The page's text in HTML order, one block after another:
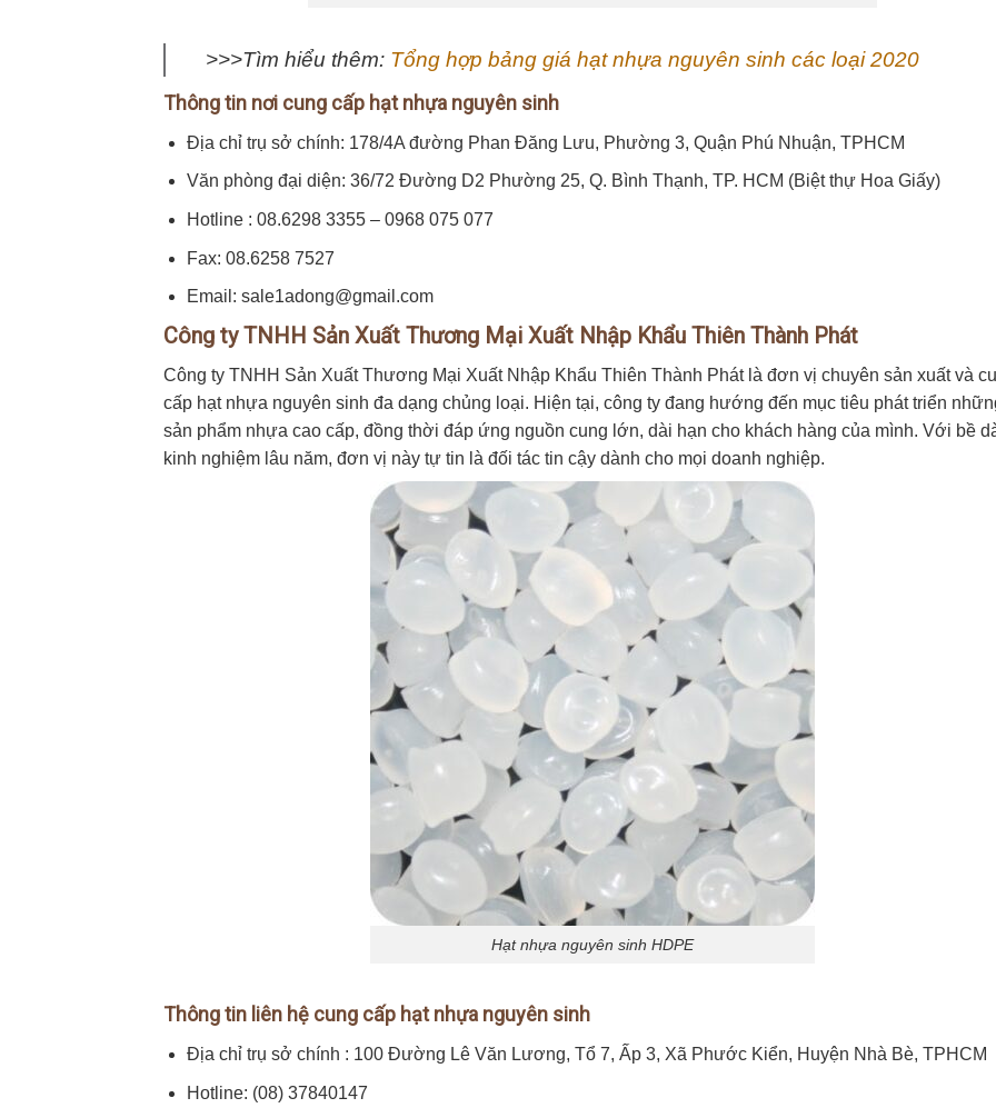
>>>Tìm hiểu thêm: Tổng hợp bảng giá hạt nhựa nguyên sinh các loại 2020
Thông tin nơi cung cấp hạt nhựa nguyên sinh
Địa chỉ trụ sở chính: 178/4A đường Phan Đăng Lưu, Phường 3, Quận Phú Nhuận, TPHCM
Văn phòng đại diện: 36/72 Đường D2 Phường 25, Q. Bình Thạnh, TP. HCM (Biệt thự Hoa Giấy)
Hotline : 08.6298 3355 – 0968 075 077
Fax: 08.6258 7527
Email: sale1adong@gmail.com
Công ty TNHH Sản Xuất Thương Mại Xuất Nhập Khẩu Thiên Thành Phát
Công ty TNHH Sản Xuất Thương Mại Xuất Nhập Khẩu Thiên Thành Phát là đơn vị chuyên sản xuất và
cấp hạt nhựa nguyên sinh đa dạng chủng loại. Hiện tại, công ty đang hướng đến mục tiêu phát triển
sản phẩm nhựa cao cấp, đồng thời đáp ứng nguồn cung lớn, dài hạn cho khách hàng của mình. Với bề
kinh nghiệm lâu năm, đơn vị này tự tin là đối tác tin cậy dành cho mọi doanh nghiệp.
Hạt nhựa nguyên sinh HDPE
Thông tin liên hệ cung cấp hạt nhựa nguyên sinh
Địa chỉ trụ sở chính : 100 Đường Lê Văn Lương, Tổ 7, Ấp 3, Xã Phước Kiển, Huyện Nhà Bè, TPHCM
Hotline: (08) 37840147